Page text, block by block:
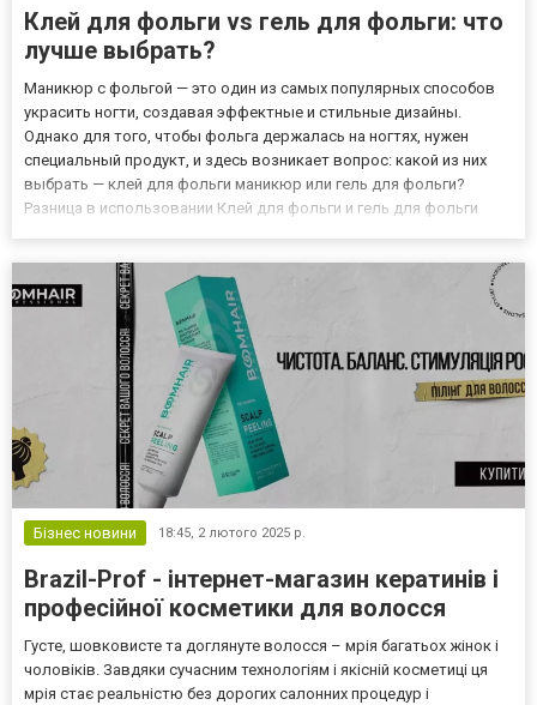
Клей для фольги vs гель для фольги: что
лучше выбрать?
Маникюр с фольгой — это один из самых популярных способов
украсить ногти, создавая эффектные и стильные дизайны.
Однако для того, чтобы фольга держалась на ногтях, нужен
специальный продукт, и здесь возникает вопрос: какой из них
выбрать — клей для фольги маникюр или гель для фольги?
Разница в использовании Клей для фольги и гель для фольги
Бізнес новини 18:45, 2 лютого 2025 р.
Brazil-Prof - інтернет-магазин кератинів і
професійної косметики для волосся
Густе, шовковисте та доглянуте волосся – мрія багатьох жінок і
чоловіків. Завдяки сучасним технологіям і якісній косметиці ця
мрія стає реальністю без дорогих салонних процедур і